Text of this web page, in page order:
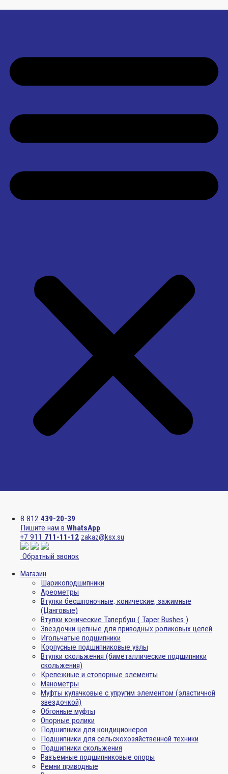
8 812 439-20-39
Пишите нам в WhatsApp
+7 911 711-11-12 zakaz@ksx.su
Обратный звонок
Магазин
Шарикоподшипники
Ареометры
Втулки бесшпоночные, конические, зажимные
(Цанговые)
Втулки конические Тапербуш ( Taper Bushes )
Звездочки цепные для приводных роликовых цепей
Игольчатые подшипники
Корпусные подшипниковые узлы
Втулки скольжения (биметаллические подшипники
скольжения)
Крепежные и стопорные элементы
Манометры
Муфты кулачковые с упругим элементом (эластичной
звездочкой)
Обгонные муфты
Опорные ролики
Подшипники для кондиционеров
Подшипники для сельскохозяйственной техники
Подшипники скольжения
Разъемные подшипниковые опоры
Ремни приводные